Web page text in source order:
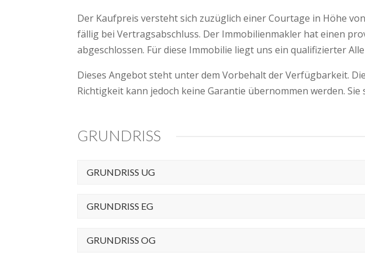
Der Kaufpreis versteht sich zuzüglich einer Courtage in Höhe
fällig bei Vertragsabschluss. Der Immobilienmakler hat einen
abgeschlossen. Für diese Immobilie liegt uns ein qualifizierter
Dieses Angebot steht unter dem Vorbehalt der Verfügbarkeit.
Richtigkeit kann jedoch keine Garantie übernommen werden.
GRUNDRISS
GRUNDRISS UG
GRUNDRISS EG
GRUNDRISS OG